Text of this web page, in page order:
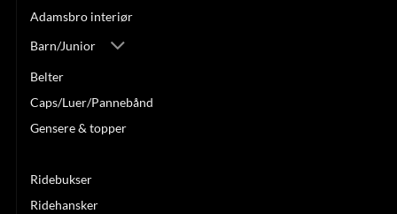
Adamsbro interiør
Barn/Junior
Belter
Caps/Luer/Pannebånd
Gensere & topper
Ridebukser
Ridehansker